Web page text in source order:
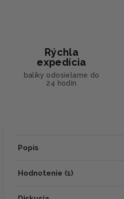
Rýchla
expedícia
balíky odosielame do
24 hodín
Popis
Hodnotenie (1)